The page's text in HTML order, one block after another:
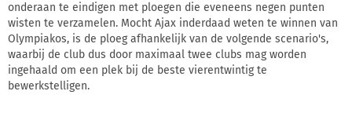
onderaan te eindigen met ploegen die eveneens negen punten
wisten te verzamelen. Mocht Ajax inderdaad weten te winnen van
Olympiakos, is de ploeg afhankelijk van de volgende scenario's,
waarbij de club dus door maximaal twee clubs mag worden
ingehaald om een plek bij de beste vierentwintig te
bewerkstelligen.